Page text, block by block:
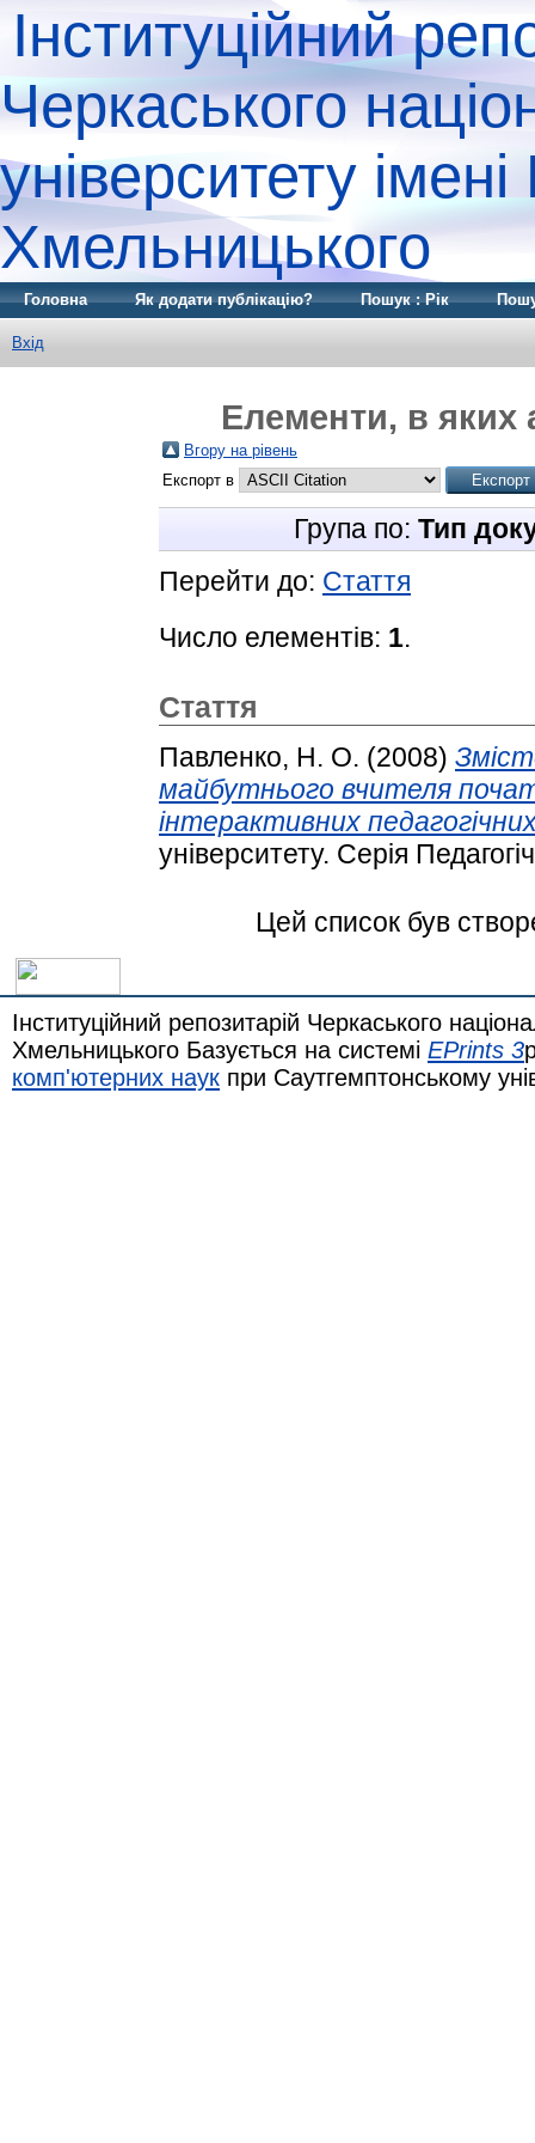
Інституційний
Черкаського
університету
Хмельницького
Головна Як додати публікацію? Пошук : Рік
Вхід
Елементи, в яких
Вгору на рівень
Експорт в
Група по: Тип
Перейти до: Стаття
Число елементів: 1.
Стаття
Павленко, Н. О. (2008)
майбутнього вчителя
інтерактивних
університету. Серія
Цей список був
Інституційний репозитарій Черкаського
Хмельницького Базується на системі EPrints 3
комп'ютерних наук при Саутгемптонському